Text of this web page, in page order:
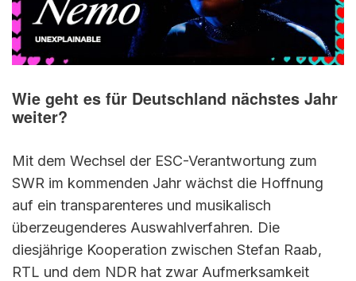
Wie geht es für Deutschland nächstes Jahr
weiter?
Mit dem Wechsel der ESC-Verantwortung zum
SWR im kommenden Jahr wächst die Hoffnung
auf ein transparenteres und musikalisch
überzeugenderes Auswahlverfahren. Die
diesjährige Kooperation zwischen Stefan Raab,
RTL und dem NDR hat zwar Aufmerksamkeit